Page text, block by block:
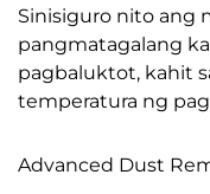
Sinisiguro nito ang
pangmatagalang
pagbaluktot, kahit
temperatura ng
Advanced Dust